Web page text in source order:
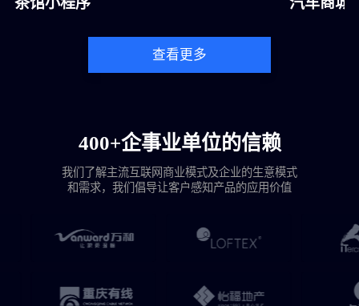
查看更多
400+企事业单位的信赖
我们了解主流互联网商业模式及企业的生意模式
和需求，我们倡导让客户感知产品的应用价值